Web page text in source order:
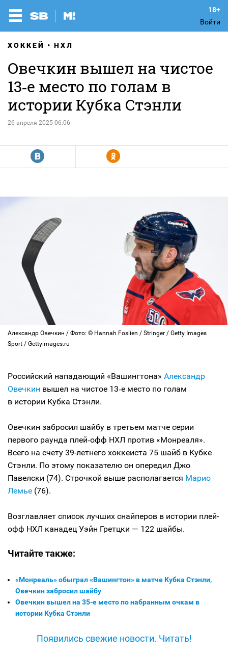
Войти
ХОККЕЙ НХЛ
Овечкин вышел на чистое
13‑е место по голам в
истории Кубка Стэнли
26 апреля 2025 06:06
R Y
Александр Овечкин / Фото: © Hannah Foslien / Stringer / Getty Images
Sport / Gettyimages.ru
Российский нападающий «Вашингтона» Александр
Овечкин вышел на чистое 13‑е место по голам
в истории Кубка Стэнли.
Овечкин забросил шайбу в третьем матче серии
первого раунда плей‑офф НХЛ против «Монреаля».
Всего на счету 39-летнего хоккеиста 75 шайб в Кубке
Стэнли. По этому показателю он опередил Джо
Павелски (74). Строчкой выше располагается Марио
Лемье (76).
Возглавляет список лучших снайперов в истории плей-
офф НХЛ канадец Уэйн Гретцки — 122 шайбы.
Читайте также:
«Монреаль» обыграл «Вашингтон» в матче Кубка Стэнли,
Овечкин забросил шайбу
Овечкин вышел на 35-е место по набранным очкам в
истории Кубка Стэнли
Появились свежие новости. Читать!